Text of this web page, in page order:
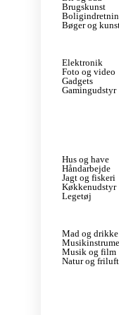
Brugskunst
Bøger og
Elektronik
Foto og video
Gadgets
Gamingudstyr
Hus og have
Håndarbejde
Jagt og fiskeri
Køkkenudstyr
Legetøj
Mad og drikke
Musik og film
Natur og